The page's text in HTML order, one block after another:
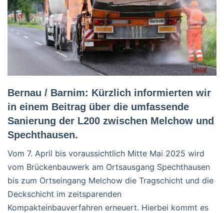
Bernau / Barnim: Kürzlich informierten wir
in einem Beitrag über die umfassende
Sanierung der L200 zwischen Melchow und
Spechthausen.
Vom 7. April bis voraussichtlich Mitte Mai 2025 wird
vom Brückenbauwerk am Ortsausgang Spechthausen
bis zum Ortseingang Melchow die Tragschicht und die
Deckschicht im zeitsparenden
Kompakteinbauverfahren erneuert. Hierbei kommt es